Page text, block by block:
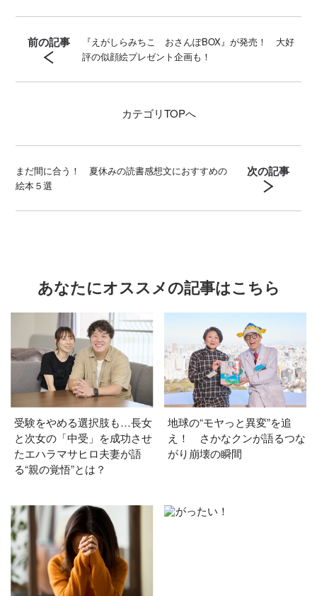
前の記事
『えがしらみちこ おさんぽBOX』が発売！ 大好
評の似顔絵プレゼント企画も！
カテゴリTOPへ
まだ間に合う！ 夏休みの読書感想文におすすめの
絵本５選
次の記事
あなたにオススメの記事はこちら
受験をやめる選択肢も…長女
と次女の「中受」を成功させ
たエハラマサヒロ夫妻が語
る“親の覚悟”とは？
地球の“モヤっと異変”を追
え！ さかなクンが語るつな
がり崩壊の瞬間